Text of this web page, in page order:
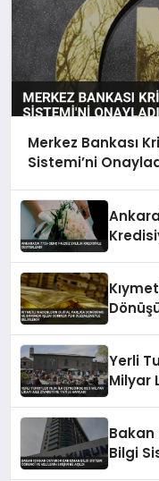
Merkez Bankası
Sistemi’ni
Yerli
Milyar
Bakan
Bilgi